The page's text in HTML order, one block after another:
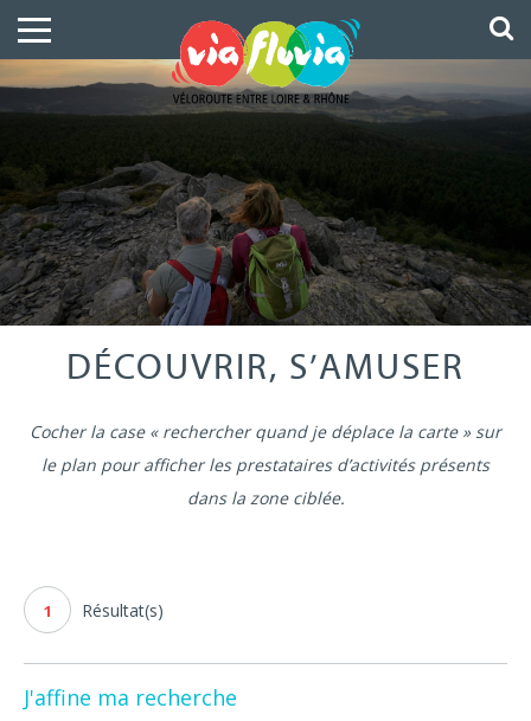
DÉCOUVRIR, S’AMUSER
Cocher la case « rechercher quand je déplace la carte » sur
le plan pour afficher les prestataires d’activités présents
dans la zone ciblée.
1 Résultat(s)
J'affine ma recherche